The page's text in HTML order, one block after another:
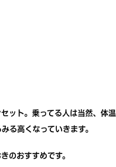
ット。乗ってる人は当然、体温
る高くなっていきます。
のおすすめです。